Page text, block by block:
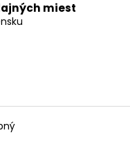
miest